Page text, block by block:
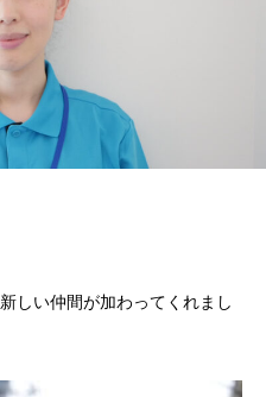
しい仲間が加わってくれまし